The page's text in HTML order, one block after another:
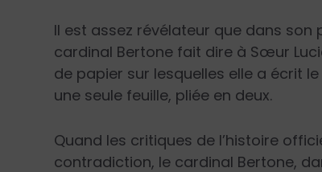
Il est assez révélateur que dans son
cardinal Bertone fait dire à Sœur
de papier sur lesquelles elle a écrit
une seule feuille, pliée en deux.
Quand les critiques de l’histoire
contradiction, le cardinal Bertone,